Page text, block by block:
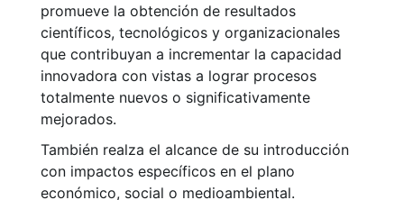
promueve la obtención de resultados
científicos, tecnológicos y organizacionales
que contribuyan a incrementar la capacidad
innovadora con vistas a lograr procesos
totalmente nuevos o significativamente
mejorados.
También realza el alcance de su introducción
con impactos específicos en el plano
económico, social o medioambiental.